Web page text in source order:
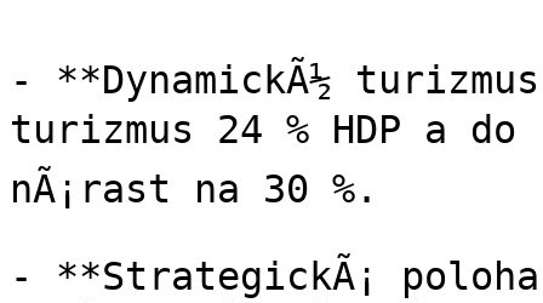
- **DynamickÃ½
turizmus 24 % HDP a do
nÃ¡rast na 30 %.
- **StrategickÃ¡